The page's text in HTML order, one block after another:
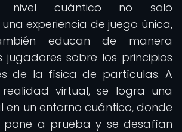
nivel cuántico no solo
experiencia de juego única,
educan de manera
sobre los principios
de la física de partículas. A
virtual, se logra una
en un entorno cuántico, donde
pone a prueba y se desafían